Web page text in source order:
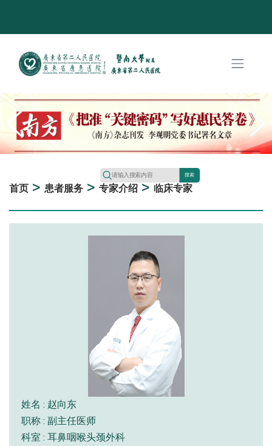
搜索
首页 > 患者服务 > 专家介绍 >临床专家
姓名 : 赵向东
职称 : 副主任医师
科室 : 耳鼻咽喉头颈外科